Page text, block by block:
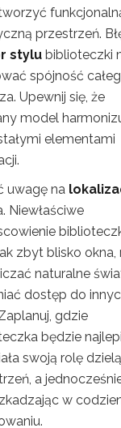
przestrzeń.
stylu biblioteczki
spójność
Upewnij się, że
model
elementami
uwagę na
Niewłaściwe
zbyt blisko okna,
naturalne
dostęp do
gdzie
będzie
swoją rolę
a
w